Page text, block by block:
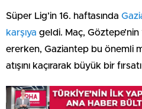
Süper Lig’in 16. haftasında
karşıya geldi. Maç,
ererken, Gaziantep bu önemli
atışını kaçırarak büyük bir